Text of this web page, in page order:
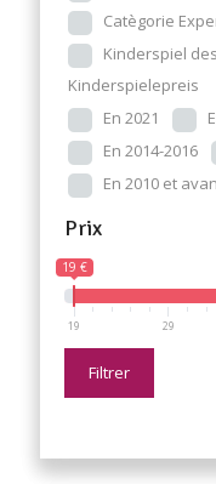
Catègorie
Kinderspiel
Kinderspielepreis
En 2021
En 2014-2016
En 2010 et
Prix
19 €
19 29
Filtrer